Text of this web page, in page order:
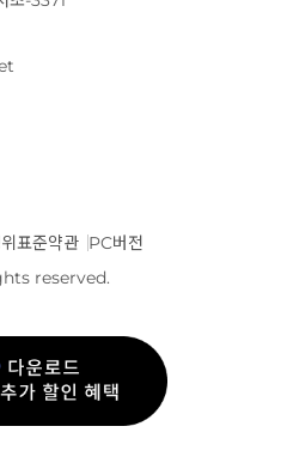
표준약관 PC버전
reserved.